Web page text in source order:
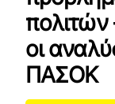
πολιτών
οι
ΠΑΣΟΚ